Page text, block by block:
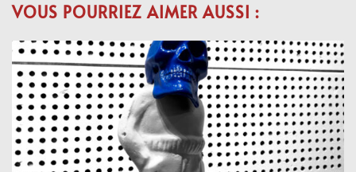
VOUS POURRIEZ AIMER AUSSI :